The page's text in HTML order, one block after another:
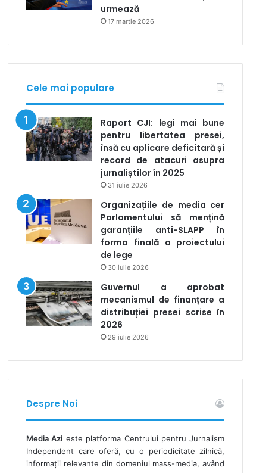
urmează
17 martie 2026
Cele mai populare
Raport CJI: legi mai bune
pentru libertatea presei,
însă cu aplicare deficitară și
record de atacuri asupra
jurnaliștilor în 2025
31 iulie 2026
Organizațiile de media cer
Parlamentului să mențină
garanțiile anti-SLAPP în
forma finală a proiectului
de lege
30 iulie 2026
Guvernul a aprobat
mecanismul de finanțare a
distribuției presei scrise în
2026
29 iulie 2026
Despre Noi
Media Azi este platforma Centrului pentru Jurnalism
Independent care oferă, cu o periodicitate zilnică,
informații relevante din domeniul mass-media, având